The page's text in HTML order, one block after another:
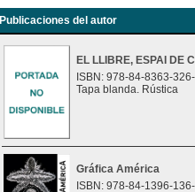
Publicaciones del autor
EL LLIBRE, ESPAI DE
ISBN: 978-84-8363-
Tapa blanda. Rústica
Gráfica América
ISBN: 978-84-1396-